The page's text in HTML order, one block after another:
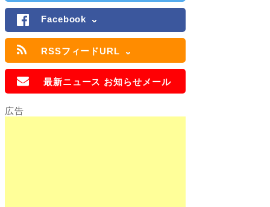
Facebook
RSSフィードURL
最新ニュース お知らせメール